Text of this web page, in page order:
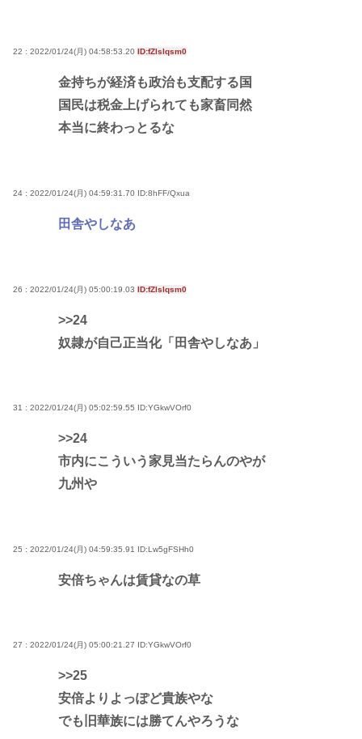
22 : 2022/01/24(月) 04:58:53.20 ID:fZlslqsm0
金持ちが経済も政治も支配する国
国民は税金上げられても家畜同然
本当に終わっとるな
24 : 2022/01/24(月) 04:59:31.70 ID:8hFF/Qxua
田舎やしなあ
26 : 2022/01/24(月) 05:00:19.03 ID:fZlslqsm0
>>24
奴隷が自己正当化「田舎やしなあ」
31 : 2022/01/24(月) 05:02:59.55 ID:YGkwVOrf0
>>24
市内にこういう家見当たらんのやが
九州や
25 : 2022/01/24(月) 04:59:35.91 ID:Lw5gFSHh0
安倍ちゃんは賃貸なの草
27 : 2022/01/24(月) 05:00:21.27 ID:YGkwVOrf0
>>25
安倍よりよっぽど貴族やな
でも旧華族には勝てんやろうな